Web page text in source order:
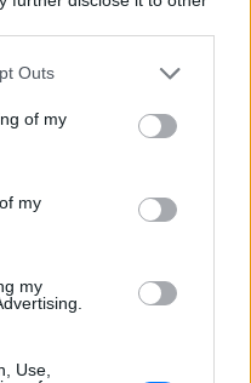
Outs
of my
my
my
Use,
μοιράστηκε φωτογραφίες
της διακοπές στο
«Έβγαλα όλο το
στο Instagram τις δύσκολες
τον Ιβάν Σβιτάιλο